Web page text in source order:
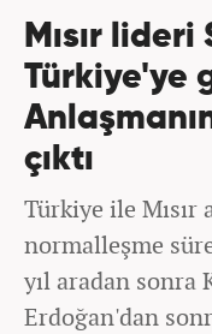
Mısır lideri
Türkiye'ye
çıktı
Türkiye ile Mısır
normalleşme
yıl aradan
Erdoğan'dan